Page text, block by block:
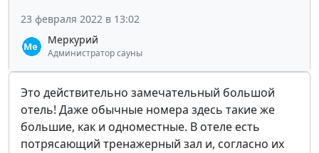
Меркурий
Администратор сауны
23 февраля 2022 в 13:02
Это действительно замечательный большой
отель! Даже обычные номера здесь такие же
большие, как и одноместные. В отеле есть
потрясающий тренажерный зал и, согласно их